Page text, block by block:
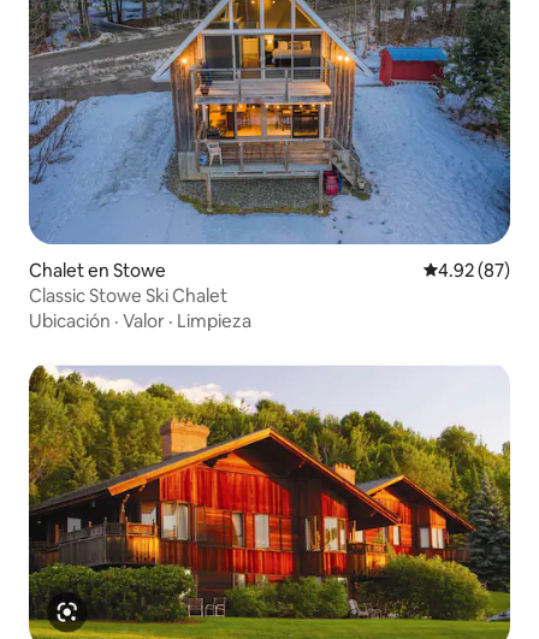
Chalet en Stowe Calificación
4.92 (87)
Classic Stowe Ski Chalet
Ubicación · Valor · Limpieza